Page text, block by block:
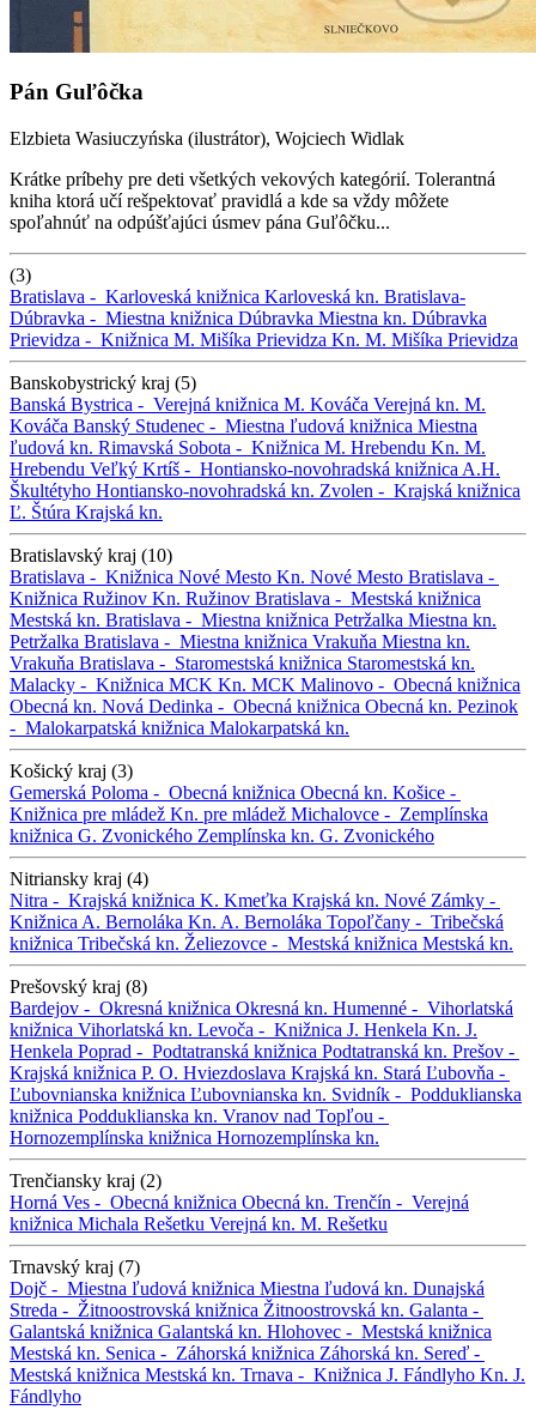
Pán Guľôčka
Elzbieta Wasiuczyńska (ilustrátor), Wojciech Widlak
Krátke príbehy pre deti všetkých vekových kategórií. Tolerantná
kniha ktorá učí rešpektovať pravidlá a kde sa vždy môžete
spoľahnúť na odpúšťajúci úsmev pána Guľôčku...
(3)
Bratislava - Karloveská knižnica Karloveská kn. Bratislava-
Dúbravka - Miestna knižnica Dúbravka Miestna kn. Dúbravka
Prievidza - Knižnica M. Mišíka Prievidza Kn. M. Mišíka Prievidza
Banskobystrický kraj (5)
Banská Bystrica - Verejná knižnica M. Kováča Verejná kn. M.
Kováča Banský Studenec - Miestna ľudová knižnica Miestna
ľudová kn. Rimavská Sobota - Knižnica M. Hrebendu Kn. M.
Hrebendu Veľký Krtíš - Hontiansko-novohradská knižnica A.H.
Škultétyho Hontiansko-novohradská kn. Zvolen - Krajská knižnica
Ľ. Štúra Krajská kn.
Bratislavský kraj (10)
Bratislava - Knižnica Nové Mesto Kn. Nové Mesto Bratislava -
Knižnica Ružinov Kn. Ružinov Bratislava - Mestská knižnica
Mestská kn. Bratislava - Miestna knižnica Petržalka Miestna kn.
Petržalka Bratislava - Miestna knižnica Vrakuňa Miestna kn.
Vrakuňa Bratislava - Staromestská knižnica Staromestská kn.
Malacky - Knižnica MCK Kn. MCK Malinovo - Obecná knižnica
Obecná kn. Nová Dedinka - Obecná knižnica Obecná kn. Pezinok
- Malokarpatská knižnica Malokarpatská kn.
Košický kraj (3)
Gemerská Poloma - Obecná knižnica Obecná kn. Košice -
Knižnica pre mládež Kn. pre mládež Michalovce - Zemplínska
knižnica G. Zvonického Zemplínska kn. G. Zvonického
Nitriansky kraj (4)
Nitra - Krajská knižnica K. Kmeťka Krajská kn. Nové Zámky -
Knižnica A. Bernoláka Kn. A. Bernoláka Topoľčany - Tribečská
knižnica Tribečská kn. Želiezovce - Mestská knižnica Mestská kn.
Prešovský kraj (8)
Bardejov - Okresná knižnica Okresná kn. Humenné - Vihorlatská
knižnica Vihorlatská kn. Levoča - Knižnica J. Henkela Kn. J.
Henkela Poprad - Podtatranská knižnica Podtatranská kn. Prešov -
Krajská knižnica P. O. Hviezdoslava Krajská kn. Stará Ľubovňa -
Ľubovnianska knižnica Ľubovnianska kn. Svidník - Podduklianska
knižnica Podduklianska kn. Vranov nad Topľou -
Hornozemplínska knižnica Hornozemplínska kn.
Trenčiansky kraj (2)
Horná Ves - Obecná knižnica Obecná kn. Trenčín - Verejná
knižnica Michala Rešetku Verejná kn. M. Rešetku
Trnavský kraj (7)
Dojč - Miestna ľudová knižnica Miestna ľudová kn. Dunajská
Streda - Žitnoostrovská knižnica Žitnoostrovská kn. Galanta -
Galantská knižnica Galantská kn. Hlohovec - Mestská knižnica
Mestská kn. Senica - Záhorská knižnica Záhorská kn. Sereď -
Mestská knižnica Mestská kn. Trnava - Knižnica J. Fándlyho Kn. J.
Fándlyho